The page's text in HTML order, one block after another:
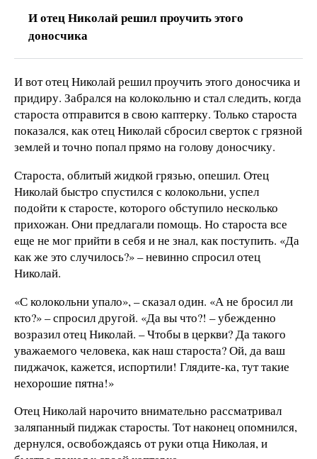
И отец Николай решил проучить этого
доносчика
И вот отец Николай решил проучить этого доносчика и
придиру. Забрался на колокольню и стал следить, когда
староста отправится в свою каптерку. Только староста
показался, как отец Николай сбросил сверток с грязной
землей и точно попал прямо на голову доносчику.
Староста, облитый жидкой грязью, опешил. Отец
Николай быстро спустился с колокольни, успел
подойти к старосте, которого обступило несколько
прихожан. Они предлагали помощь. Но староста все
еще не мог прийти в себя и не знал, как поступить. «Да
как же это случилось?» – невинно спросил отец
Николай.
«С колокольни упало», – сказал один. «А не бросил ли
кто?» – спросил другой. «Да вы что?! – убежденно
возразил отец Николай. – Чтобы в церкви? Да такого
уважаемого человека, как наш староста? Ой, да ваш
пиджачок, кажется, испортили! Глядите-ка, тут такие
нехорошие пятна!»
Отец Николай нарочито внимательно рассматривал
заляпанный пиджак старосты. Тот наконец опомнился,
дернулся, освобождаясь от руки отца Николая, и